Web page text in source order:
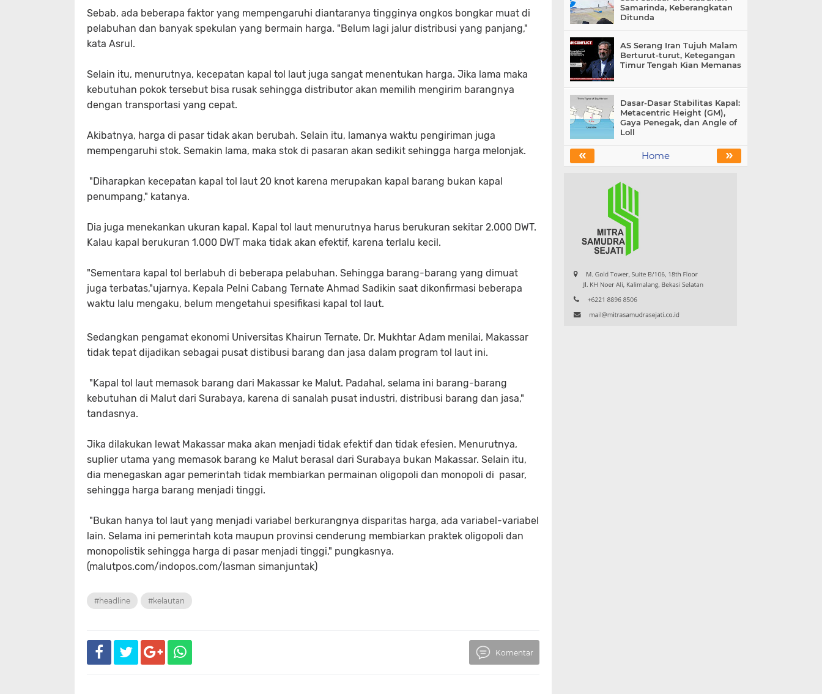
Sebab, ada beberapa faktor yang mempengaruhi diantaranya tingginya ongkos bongkar muat di
pelabuhan dan banyak spekulan yang bermain harga. "Belum lagi jalur distribusi yang panjang,"
kata Asrul.
Selain itu, menurutnya, kecepatan kapal tol laut juga sangat menentukan harga. Jika lama maka
kebutuhan pokok tersebut bisa rusak sehingga distributor akan memilih mengirim barangnya
dengan transportasi yang cepat.
Akibatnya, harga di pasar tidak akan berubah. Selain itu, lamanya waktu pengiriman juga
mempengaruhi stok. Semakin lama, maka stok di pasaran akan sedikit sehingga harga melonjak.
"Diharapkan kecepatan kapal tol laut 20 knot karena merupakan kapal barang bukan kapal
penumpang," katanya.
Dia juga menekankan ukuran kapal. Kapal tol laut menurutnya harus berukuran sekitar 2.000 DWT.
Kalau kapal berukuran 1.000 DWT maka tidak akan efektif, karena terlalu kecil.
"Sementara kapal tol berlabuh di beberapa pelabuhan. Sehingga barang-barang yang dimuat
juga terbatas,"ujarnya. Kepala Pelni Cabang Ternate Ahmad Sadikin saat dikonfirmasi beberapa
waktu lalu mengaku, belum mengetahui spesifikasi kapal tol laut.
Sedangkan pengamat ekonomi Universitas Khairun Ternate, Dr. Mukhtar Adam menilai, Makassar
tidak tepat dijadikan sebagai pusat distibusi barang dan jasa dalam program tol laut ini.
"Kapal tol laut memasok barang dari Makassar ke Malut. Padahal, selama ini barang-barang
kebutuhan di Malut dari Surabaya, karena di sanalah pusat industri, distribusi barang dan jasa,"
tandasnya.
Jika dilakukan lewat Makassar maka akan menjadi tidak efektif dan tidak efesien. Menurutnya,
suplier utama yang memasok barang ke Malut berasal dari Surabaya bukan Makassar. Selain itu,
dia menegaskan agar pemerintah tidak membiarkan permainan oligopoli dan monopoli di pasar,
sehingga harga barang menjadi tinggi.
"Bukan hanya tol laut yang menjadi variabel berkurangnya disparitas harga, ada variabel-variabel
lain. Selama ini pemerintah kota maupun provinsi cenderung membiarkan praktek oligopoli dan
monopolistik sehingga harga di pasar menjadi tinggi," pungkasnya.
(malutpos.com/indopos.com/lasman simanjuntak)
#headline #kelautan
Komentar
Samarinda, Keberangkatan
Ditunda
AS Serang Iran Tujuh Malam
Berturut-turut, Ketegangan
Timur Tengah Kian Memanas
Dasar-Dasar Stabilitas Kapal:
Metacentric Height (GM),
Gaya Penegak, dan Angle of
Loll
« »
Home